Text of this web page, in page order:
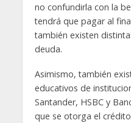
no confundirla con la
tendrá que pagar al
también existen
deuda.
Asimismo, también
educativos de
Santander, HSBC y
que se otorga el